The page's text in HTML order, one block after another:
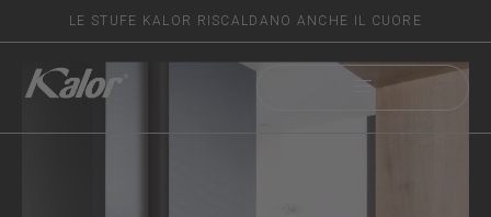
LE STUFE KALOR RISCALDANO ANCHE IL CUORE